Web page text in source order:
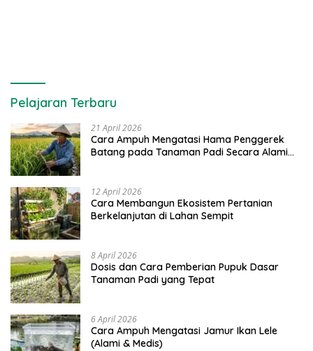
Pelajaran Terbaru
21 April 2026
Cara Ampuh Mengatasi Hama Penggerek
Batang pada Tanaman Padi Secara Alami
12 April 2026
Cara Membangun Ekosistem Pertanian
Berkelanjutan di Lahan Sempit
8 April 2026
Dosis dan Cara Pemberian Pupuk Dasar
Tanaman Padi yang Tepat
6 April 2026
Cara Ampuh Mengatasi Jamur Ikan Lele
(Alami & Medis)